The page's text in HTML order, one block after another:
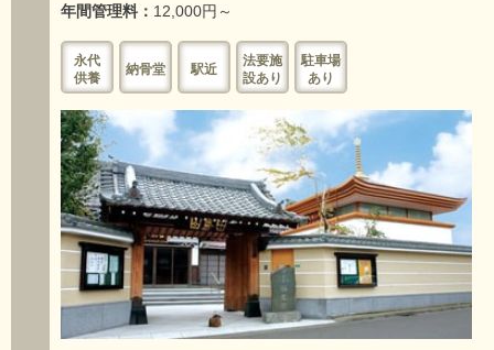
年間管理料： 12,000円～
永代
供養
納骨堂 駅近
法要施
設あり
駐車場
あり